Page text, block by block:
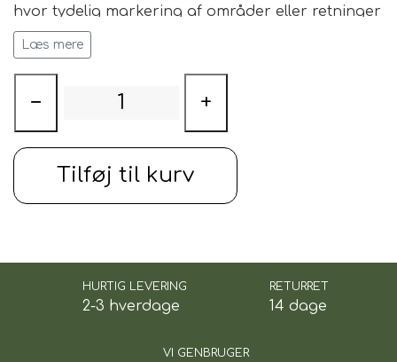
hvor tydelig markering af områder eller retninger
er vigtig.
for at danne et højere spyd — perfekt i
høj vegetation
Et sæt på tre spyd giver dig fleksibilitet til at
markere forskellige punkter i terrænet.
⚙️ Specifikationer
fleksibelt
Farve:Orange – tydeligt for føreren, men
vanskeligt for hunden at se
Læs mere
− +
Tilføj til kurv
HURTIG LEVERING
2-3 hverdage
RETURRET
14 dage
VI GENBRUGER